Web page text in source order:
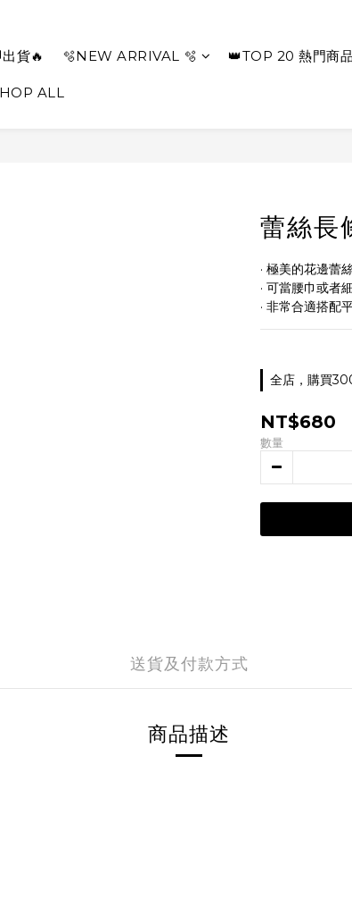
貨🔥 🫧NEW ARRIVAL 🫧 👑TOP 20 熱門商品
ALL
蕾絲長
· 極美的花邊蕾
· 可當腰巾或者
· 非常合適搭配
全店，購買
NT$680
數量
送貨及付款方式
商品描述